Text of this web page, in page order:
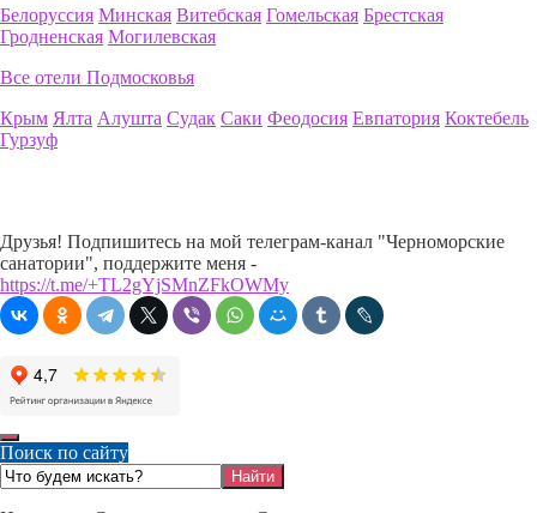
Белоруссия Минская Витебская Гомельская Брестская
Гродненская Могилевская
Все отели Подмосковья
Крым Ялта Алушта Судак Саки Феодосия Евпатория Коктебель
Гурзуф
Друзья! Подпишитесь на мой телеграм-канал "Черноморские
санатории", поддержите меня -
https://t.me/+TL2gYjSMnZFkOWMy
Поиск по сайту